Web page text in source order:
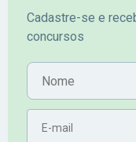
mérito no
Banrisul.Charles
Cadastre-se e
concursos
Nome
E-mail